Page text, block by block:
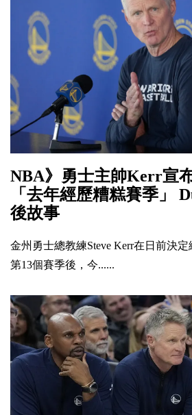
NBA》勇士主帥Kerr宣
「去年經歷糟糕賽季」
後故事
金州勇士總教練Steve Kerr在日前決
第13個賽季後，今......